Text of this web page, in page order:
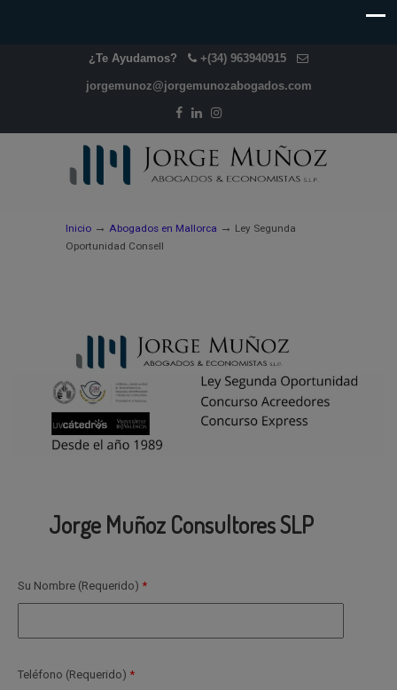
¿Te Ayudamos? +(34) 963940915
jorgemunoz@jorgemunozabogados.com
Inicio → Abogados en Mallorca → Ley Segunda
Oportunidad Consell
Jorge Muñoz Consultores SLP
Su Nombre (Requerido)
Teléfono (Requerido)